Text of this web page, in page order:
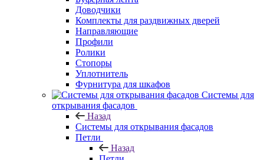
Доводчики
Комплекты для раздвижных дверей
Направляющие
Профили
Ролики
Стопоры
Уплотнитель
Фурнитура для шкафов
Системы для
открывания фасадов
Назад
Системы для открывания фасадов
Петли
Назад